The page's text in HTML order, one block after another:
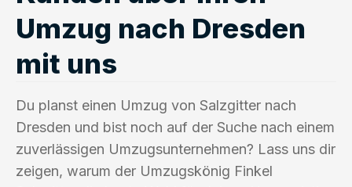
Umzug nach Dresden
mit uns
Du planst einen Umzug von Salzgitter nach
Dresden und bist noch auf der Suche nach einem
zuverlässigen Umzugsunternehmen? Lass uns dir
zeigen, warum der Umzugskönig Finkel